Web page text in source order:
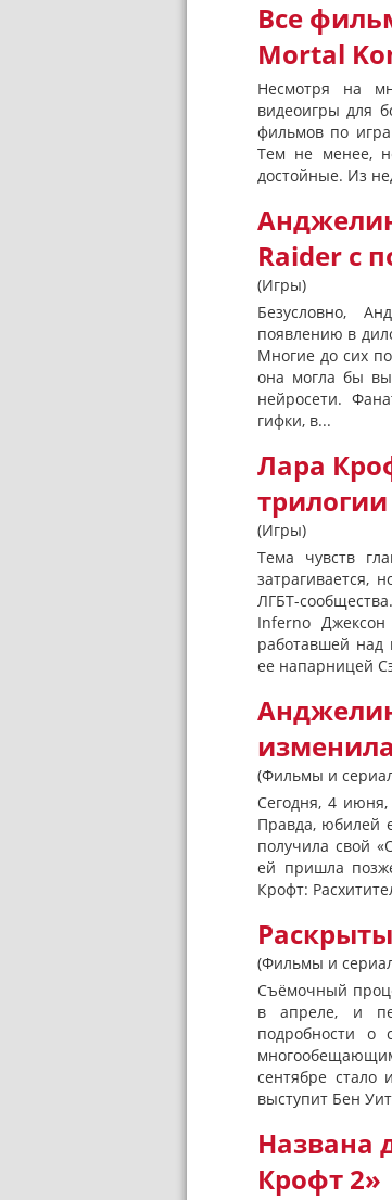
Все
Mortal
Несмотря на
видеоигры для
фильмов по
Тем не менее,
достойные. Из
Raider с
(Игры)
Безусловно,
появлению в
Многие до сих
она могла бы
нейросети.
гифки, в...
Лара
трилогии
(Игры)
Тема чувств
затрагивается,
ЛГБТ-
Inferno
работавшей над
ее напарницей
(Фильмы и
Сегодня, 4
Правда, юбилей
получила свой
ей пришла
Крофт:
(Фильмы и
Съёмочный
в апреле, и
подробности
сентябре стало
выступит Бен
Названа
Крофт 2»